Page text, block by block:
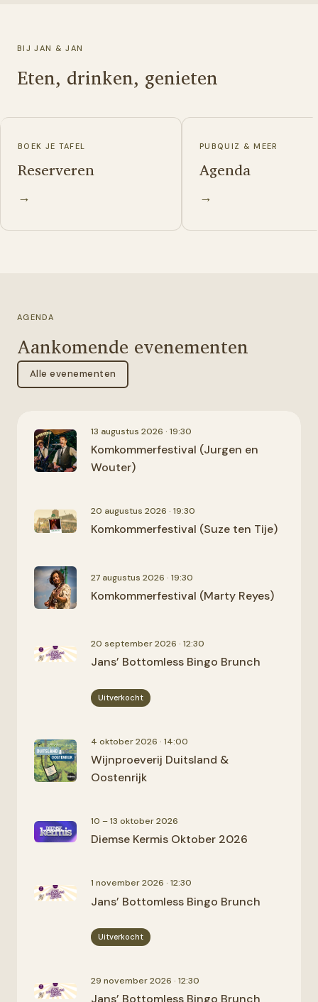
BIJ JAN & JAN
Eten, drinken, genieten
BOEK JE TAFEL
Reserveren
→
PUBQUIZ & MEER
Agenda
→
AGENDA
Aankomende evenementen
Alle evenementen
13 augustus 2026 · 19:30
Komkommerfestival (Jurgen en
Wouter)
20 augustus 2026 · 19:30
Komkommerfestival (Suze ten Tije)
27 augustus 2026 · 19:30
Komkommerfestival (Marty Reyes)
20 september 2026 · 12:30
Jans’ Bottomless Bingo Brunch
Uitverkocht
4 oktober 2026 · 14:00
Wijnproeverij Duitsland &
Oostenrijk
10 – 13 oktober 2026
Diemse Kermis Oktober 2026
1 november 2026 · 12:30
Jans’ Bottomless Bingo Brunch
Uitverkocht
29 november 2026 · 12:30